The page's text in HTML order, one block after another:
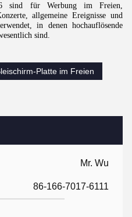
Mr. Wu
86-166-7017-6111
sind für Werbung im Freien,
allgemeine Ereignisse und
in denen hochauflösende
sind.
Platte im Freien